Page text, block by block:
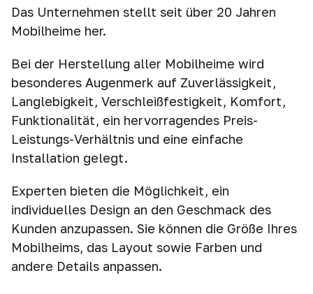
Das Unternehmen stellt seit über 20 Jahren
Mobilheime her.
Bei der Herstellung aller Mobilheime wird
besonderes Augenmerk auf Zuverlässigkeit,
Langlebigkeit, Verschleißfestigkeit, Komfort,
Funktionalität, ein hervorragendes Preis-
Leistungs-Verhältnis und eine einfache
Installation gelegt.
Experten bieten die Möglichkeit, ein
individuelles Design an den Geschmack des
Kunden anzupassen. Sie können die Größe Ihres
Mobilheims, das Layout sowie Farben und
andere Details anpassen.